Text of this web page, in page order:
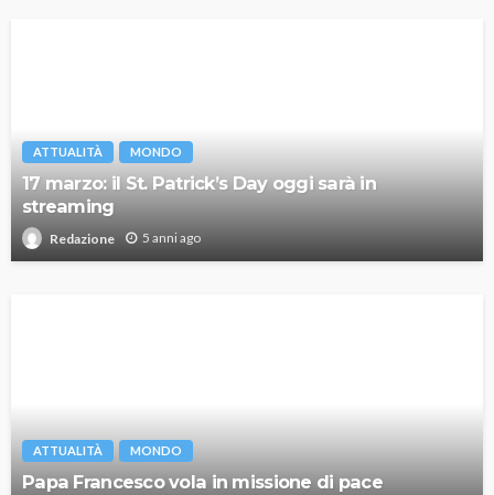
ATTUALITÀ MONDO
17 marzo: il St. Patrick’s Day oggi sarà in
streaming
Redazione 5 anni ago
ATTUALITÀ MONDO
Papa Francesco vola in missione di pace